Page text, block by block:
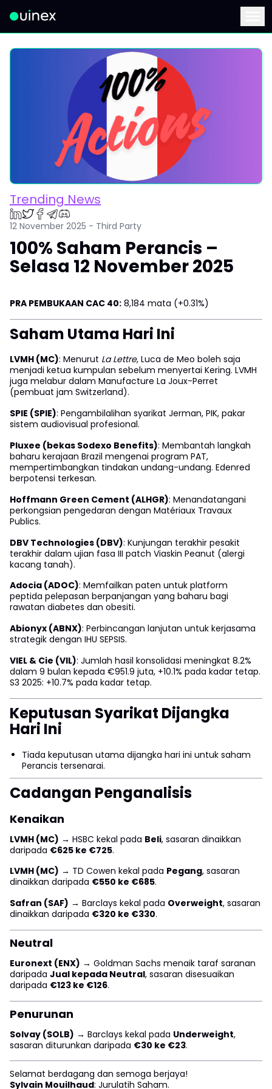
Ini ialah logo dan jika diklik akan mengalihkan anda ke
Trending News
12 November 2025 - Third Party
100% Saham Perancis –
Selasa 12 November 2025
PRA PEMBUKAAN CAC 40: 8,184 mata (+0.31%)
Saham Utama Hari Ini
LVMH (MC): Menurut La Lettre, Luca de Meo boleh saja
menjadi ketua kumpulan sebelum menyertai Kering. LVMH
juga melabur dalam Manufacture La Joux-Perret
(pembuat jam Switzerland).
SPIE (SPIE): Pengambilalihan syarikat Jerman, PIK, pakar
sistem audiovisual profesional.
Pluxee (bekas Sodexo Benefits): Membantah langkah
baharu kerajaan Brazil mengenai program PAT,
mempertimbangkan tindakan undang-undang. Edenred
berpotensi terkesan.
Hoffmann Green Cement (ALHGR): Menandatangani
perkongsian pengedaran dengan Matériaux Travaux
Publics.
DBV Technologies (DBV): Kunjungan terakhir pesakit
terakhir dalam ujian fasa III patch Viaskin Peanut (alergi
kacang tanah).
Adocia (ADOC): Memfailkan paten untuk platform
peptida pelepasan berpanjangan yang baharu bagi
rawatan diabetes dan obesiti.
Abionyx (ABNX): Perbincangan lanjutan untuk kerjasama
strategik dengan IHU SEPSIS.
VIEL & Cie (VIL): Jumlah hasil konsolidasi meningkat 8.2%
dalam 9 bulan kepada €951.9 juta, +10.1% pada kadar tetap.
S3 2025: +10.7% pada kadar tetap.
Keputusan Syarikat Dijangka
Hari Ini
Tiada keputusan utama dijangka hari ini untuk saham
Perancis tersenarai.
Cadangan Penganalisis
Kenaikan
LVMH (MC) → HSBC kekal pada Beli, sasaran dinaikkan
daripada €625 ke €725.
LVMH (MC) → TD Cowen kekal pada Pegang, sasaran
dinaikkan daripada €550 ke €685.
Safran (SAF) → Barclays kekal pada Overweight, sasaran
dinaikkan daripada €320 ke €330.
Neutral
Euronext (ENX) → Goldman Sachs menaik taraf saranan
daripada Jual kepada Neutral, sasaran disesuaikan
daripada €123 ke €126.
Penurunan
Solvay (SOLB) → Barclays kekal pada Underweight,
sasaran diturunkan daripada €30 ke €23.
Selamat berdagang dan semoga berjaya!
Sylvain Mouilhaud: Jurulatih Saham.